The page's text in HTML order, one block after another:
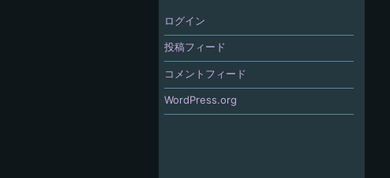
ログイン
投稿フィード
コメントフィード
WordPress.org